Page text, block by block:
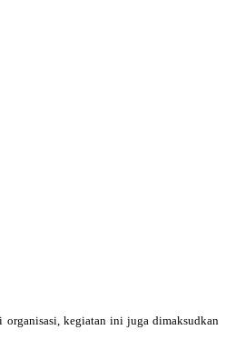
organisasi, kegiatan ini juga dimaksudkan